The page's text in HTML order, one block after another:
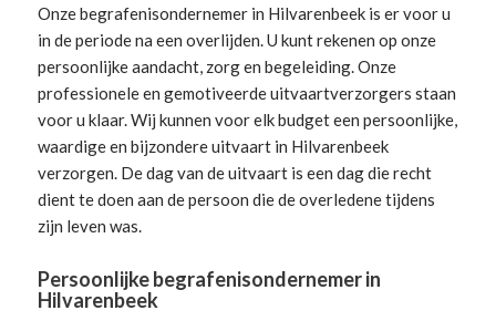
Onze begrafenisondernemer in Hilvarenbeek is er voor u
in de periode na een overlijden. U kunt rekenen op onze
persoonlijke aandacht, zorg en begeleiding.Onze
professionele en gemotiveerde uitvaartverzorgers staan
voor u klaar. Wij kunnen voor elk budget een persoonlijke,
waardige en bijzondere uitvaart in Hilvarenbeek
verzorgen. De dag van de uitvaart is een dag die recht
dient te doen aan de persoon die de overledene tijdens
zijn leven was.
Persoonlijke begrafenisondernemer in
Hilvarenbeek